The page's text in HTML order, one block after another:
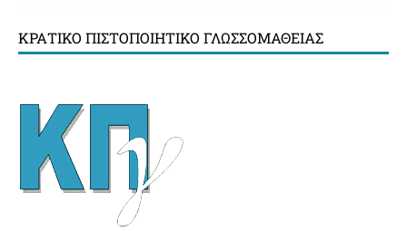
ΚΡΑΤΙΚΌ ΠΙΣΤΟΠΟΙΗΤΙΚΌ ΓΛΩΣΣΟΜΆΘΕΙΑΣ